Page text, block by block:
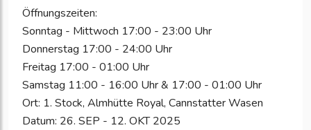
Öffnungszeiten:
Sonntag - Mittwoch 17:00 - 23:00 Uhr
Donnerstag 17:00 - 24:00 Uhr
Freitag 17:00 - 01:00 Uhr
Samstag 11:00 - 16:00 Uhr & 17:00 - 01:00 Uhr
Ort: 1. Stock, Almhütte Royal, Cannstatter Wasen
Datum: 26. SEP - 12. OKT 2025